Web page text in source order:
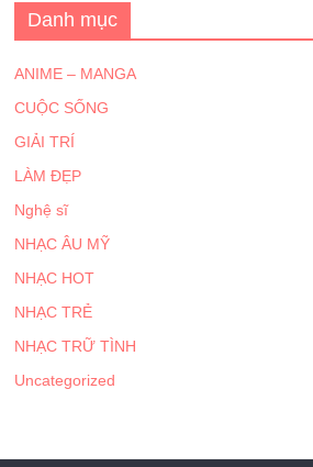
Danh mục
ANIME – MANGA
CUỘC SỐNG
GIẢI TRÍ
LÀM ĐẸP
Nghệ sĩ
NHẠC ÂU MỸ
NHẠC HOT
NHẠC TRẺ
NHẠC TRỮ TÌNH
Uncategorized